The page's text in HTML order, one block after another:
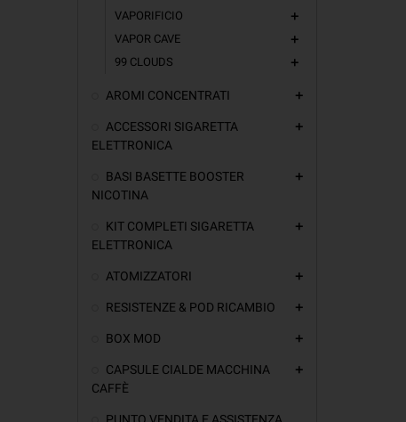
VAPORIFICIO add
VAPOR CAVE add
99 CLOUDS add
AROMI CONCENTRATI add
ACCESSORI SIGARETTA
ELETTRONICA
add
BASI BASETTE BOOSTER
NICOTINA
add
KIT COMPLETI SIGARETTA
ELETTRONICA
add
ATOMIZZATORI add
RESISTENZE & POD RICAMBIO add
BOX MOD add
CAPSULE CIALDE MACCHINA
CAFFÈ
add